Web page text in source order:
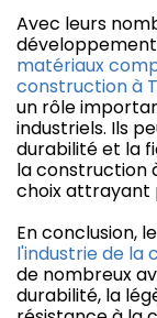
Avec leurs
matériaux
construction à
un rôle
industriels. Ils
durabilité et la
la construction
choix attrayant
En conclusion,
l'industrie de la
de nombreux
durabilité, la